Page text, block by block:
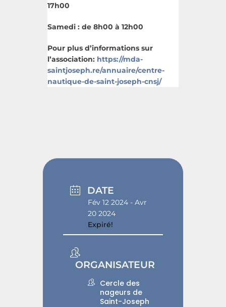
17h00
Samedi : de 8h00 à 12h00
Pour plus d’informations sur
l’association: https://mda-
saintjoseph.re/annuaire/centre-
nautique-de-saint-joseph-cnsj/
DATE
Fév 12 2024 - Avr
20 2024
Expiré!
ORGANISATEUR
Cercle des
nageurs de
Saint-Joseph